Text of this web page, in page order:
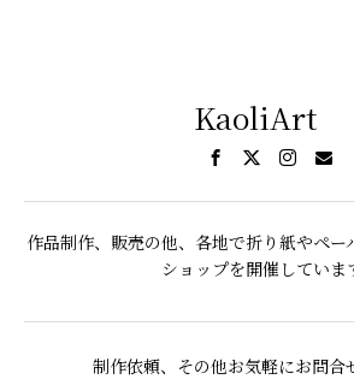
KaoliArt
作品制作、販売の他、各地で折り紙やペー
ショップを開催していま
制作依頼、その他お気軽にお問合